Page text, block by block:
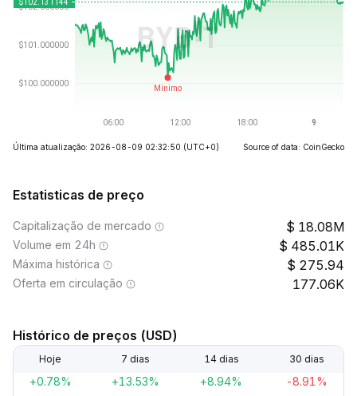
Última atualização: 2026-08-09 02:32:50 (UTC+0) Source of data: CoinGecko
Estatisticas de preço
Capitalização de mercado 18.08M
Volume em 24h 485.01K
Máxima histórica 275.94
Oferta em circulação 177.06K
Histórico de preços (USD)
Hoje 7 dias 14 dias 30 dias
+0.78% +13.53% +8.94% -8.91%